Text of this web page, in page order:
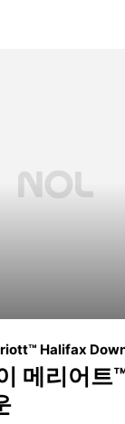
Halifax
메리어트